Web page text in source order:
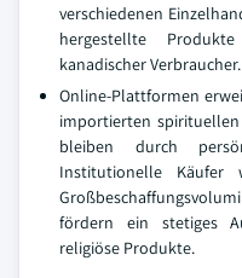
verschiedenen
hergestellte
kanadischer Verbraucher.
Online-Plattformen
importierten spirituellen
bleiben durch
Institutionelle Käufer
fördern ein stetiges
religiöse Produkte.